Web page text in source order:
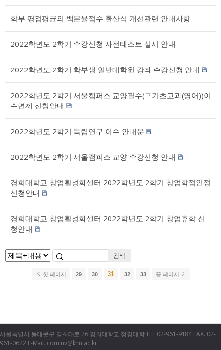
학부 평점평균의 백분율점수 환산식 개선관련 안내사항
2022학년도 2학기 수강신청 사전테스트 실시 안내
2022학년도 2학기 학부생 일반대학원 강좌 수강신청 안내
2022학년도 2학기 서울캠퍼스 교양필수(구기초교과(영어))이
수면제 신청안내
2022학년도 2학기 독립연구 이수 안내문
2022학년도 2학기 서울캠퍼스 교양 수강신청 안내
경희대학교 창업활성화센터 2022학년도 2학기 창업학점인정
신청안내
경희대학교 창업활성화센터 2022학년도 2학기 창업휴학 신
청안내
검색
첫 페이지 29 30 31 32 33 끝 페이지
서울특별시 동대문구 경희대로 26 경희대학교 정경대학 TEL.02-961-9184 FAX. 02-
961-0622 E-Mail. cominv@khu.ac.kr